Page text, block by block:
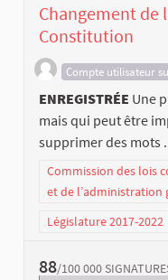
Changement de
Constitution
Compte utilisateur
ENREGISTRÉE Une
mais qui peut être
supprimer des mots
Commission des lois
et de l’administration
Législature 2017-2022
88/100 000